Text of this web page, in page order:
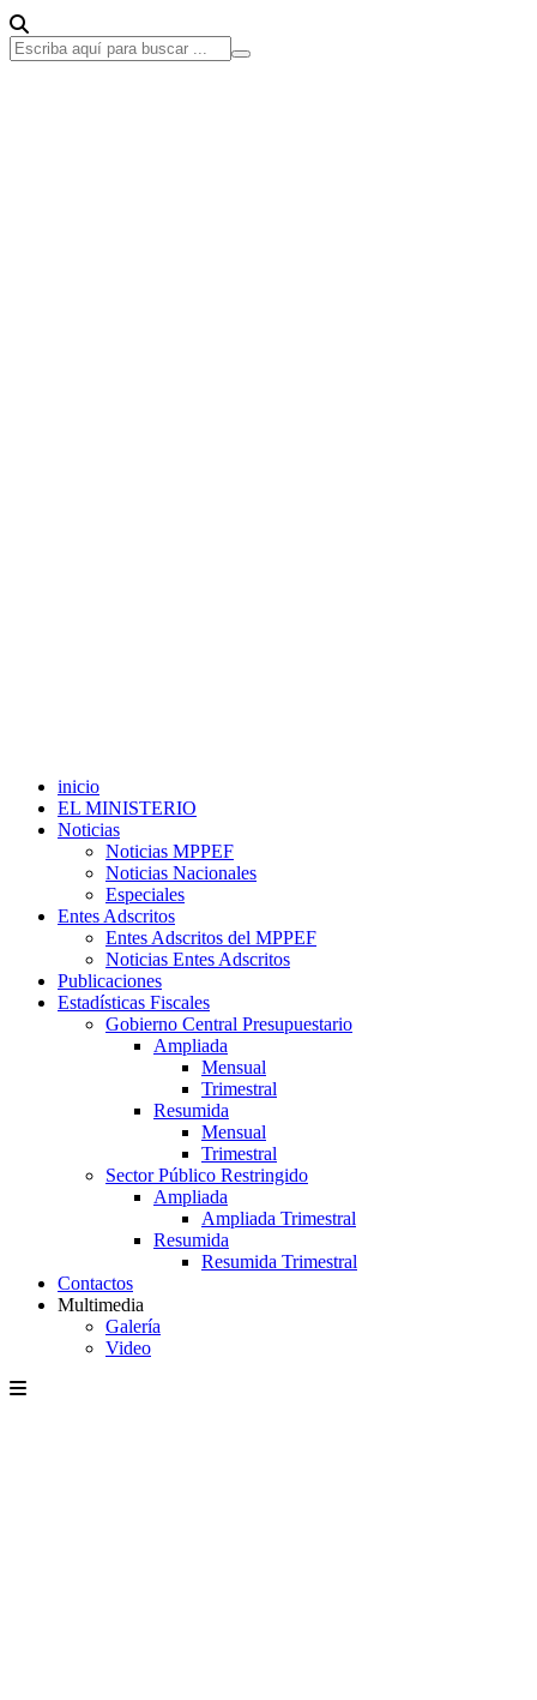
inicio
EL MINISTERIO
Noticias
Noticias MPPEF
Noticias Nacionales
Especiales
Entes Adscritos
Entes Adscritos del MPPEF
Noticias Entes Adscritos
Publicaciones
Estadísticas Fiscales
Gobierno Central Presupuestario
Ampliada
Mensual
Trimestral
Resumida
Mensual
Trimestral
Sector Público Restringido
Ampliada
Ampliada Trimestral
Resumida
Resumida Trimestral
Contactos
Multimedia
Galería
Video